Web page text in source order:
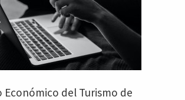
Económico del Turismo de